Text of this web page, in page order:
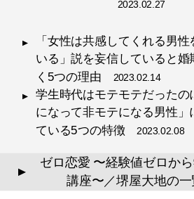
2023.02.27
「女性は共感してくれる男性
いる」説を妄信していると婚
く5つの理由 2023.02.14
学生時代はモテモテだったの
になって非モテになる男性」
ている5つの特徴 2023.02.08
▲
ゼロ恋愛 〜経験値ゼロか
講座〜／堺屋大地の